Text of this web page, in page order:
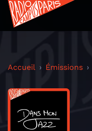
Accueil Émissions